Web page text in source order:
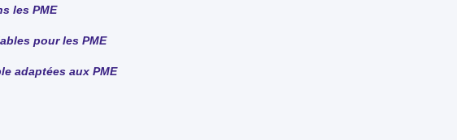
les PME
pour les PME
adaptées aux PME